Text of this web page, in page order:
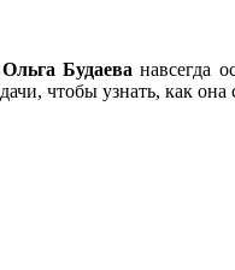
Ольга Будаева навсегда
чтобы узнать, как она